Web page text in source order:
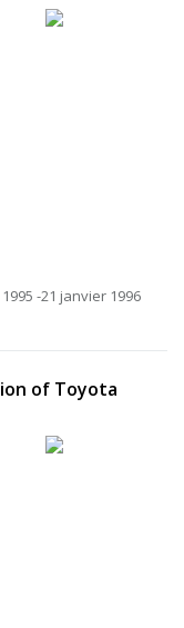
-21 janvier 1996
of Toyota